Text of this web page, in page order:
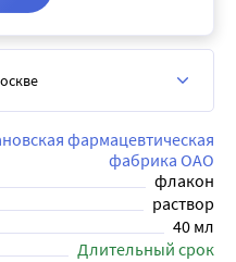
фармацевтическая
фабрика ОАО
флакон
раствор
40 мл
Длительный срок